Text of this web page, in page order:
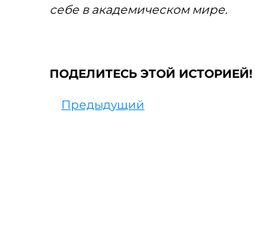
себе в академическом мире.
ПОДЕЛИТЕСЬ ЭТОЙ ИСТОРИЕЙ!
Предыдущий